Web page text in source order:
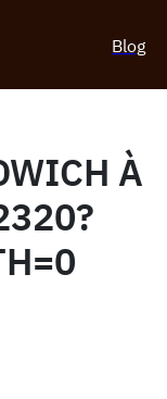
Blog
À